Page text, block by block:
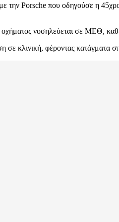
την Porsche που οδηγούσε η
νοσηλεύεται σε ΜΕΘ,
σε κλινική, φέροντας κατάγματα